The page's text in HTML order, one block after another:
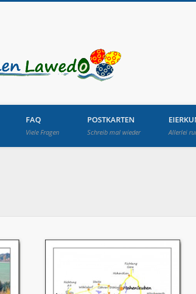
FAQ
Viele Fragen
POSTKARTEN
Schreib mal wieder Allerlei